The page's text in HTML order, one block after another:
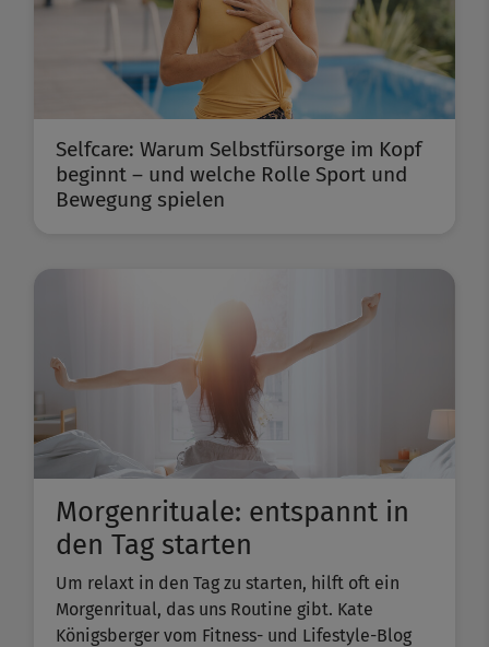
Selfcare: Warum Selbstfürsorge im Kopf
beginnt – und welche Rolle Sport und
Bewegung spielen
Morgenrituale: entspannt in
den Tag starten
Um relaxt in den Tag zu starten, hilft oft ein
Morgenritual, das uns Routine gibt. Kate
Königsberger vom Fitness- und Lifestyle-Blog